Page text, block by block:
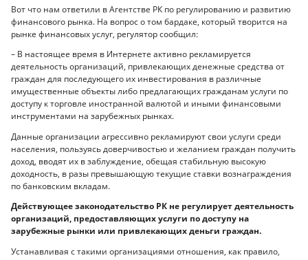
Вот что нам ответили в Агентстве РК по регулированию и развитию
финансового рынка. На вопрос о том бардаке, который творится на
рынке финансовых услуг, регулятор сообщил:
– В настоящее время в Интернете активно рекламируется
деятельность организаций, привлекающих денежные средства от
граждан для последующего их инвестирования в различные
имущественные объекты либо предлагающих гражданам услуги по
доступу к торговле иностранной валютой и иными финансовыми
инструментами на зарубежных рынках.
Данные организации агрессивно рекламируют свои услуги среди
населения, пользуясь доверчивостью и желанием граждан получить
доход, вводят их в заблуждение, обещая стабильную высокую
доходность, в разы превышающую текущие ставки вознаграждения
по банковским вкладам.
Действующее законодательство РК не регулирует деятельность
организаций, предоставляющих услуги по доступу на
зарубежные рынки или привлекающих деньги граждан.
Устанавливая с такими организациями отношения, как правило,